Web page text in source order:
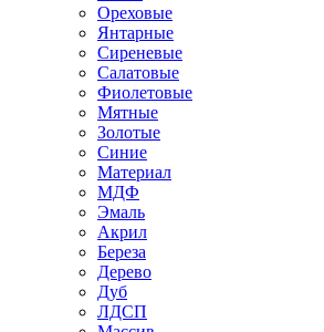
Ореховые
Янтарные
Сиреневые
Салатовые
Фиолетовые
Мятные
Золотые
Синие
Материал
МДФ
Эмаль
Акрил
Береза
Дерево
Дуб
ЛДСП